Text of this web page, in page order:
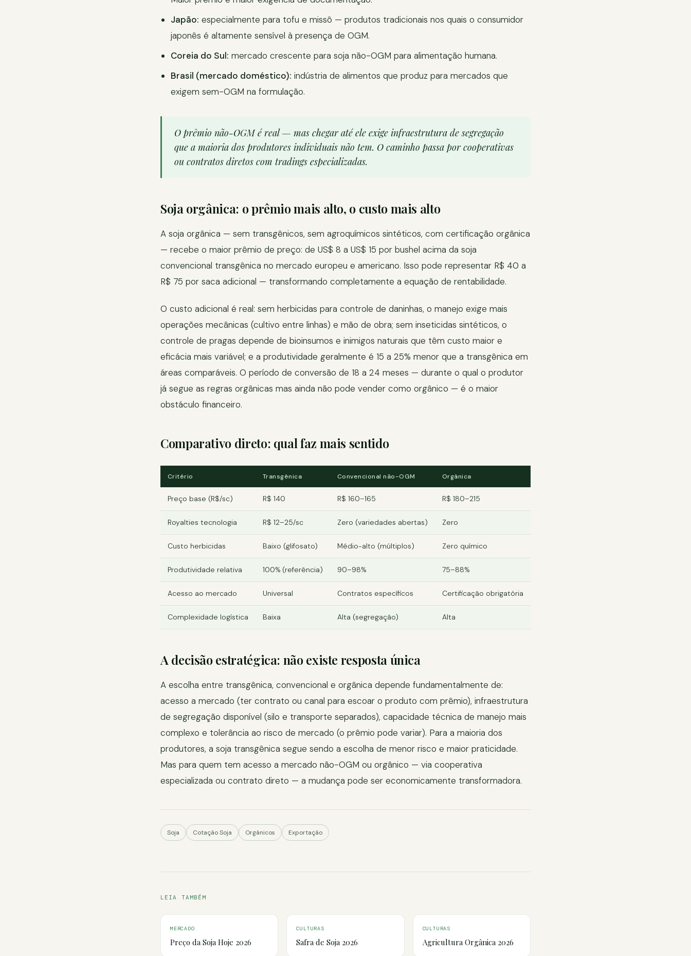
Japão: especialmente para tofu e missô — produtos tradicionais nos quais o consumidor
japonês é altamente sensível à presença de OGM.
Coreia do Sul: mercado crescente para soja não-OGM para alimentação humana.
Brasil (mercado doméstico): indústria de alimentos que produz para mercados que
exigem sem-OGM na formulação.
O prêmio não-OGM é real — mas chegar até ele exige infraestrutura de segregação
que a maioria dos produtores individuais não tem. O caminho passa por cooperativas
ou contratos diretos com tradings especializadas.
Soja orgânica: o prêmio mais alto, o custo mais alto
A soja orgânica — sem transgênicos, sem agroquímicos sintéticos, com certificação orgânica
— recebe o maior prêmio de preço: de US$ 8 a US$ 15 por bushel acima da soja
convencional transgênica no mercado europeu e americano. Isso pode representar R$ 40 a
R$ 75 por saca adicional — transformando completamente a equação de rentabilidade.
O custo adicional é real: sem herbicidas para controle de daninhas, o manejo exige mais
operações mecânicas (cultivo entre linhas) e mão de obra; sem inseticidas sintéticos, o
controle de pragas depende de bioinsumos e inimigos naturais que têm custo maior e
eficácia mais variável; e a produtividade geralmente é 15 a 25% menor que a transgênica em
áreas comparáveis. O período de conversão de 18 a 24 meses — durante o qual o produtor
já segue as regras orgânicas mas ainda não pode vender como orgânico — é o maior
obstáculo financeiro.
Comparativo direto: qual faz mais sentido
Critério Transgênica Convencional não-OGM Orgânica
Preço base (R$/sc) R$ 140 R$ 160–165 R$ 180–215
Royalties tecnologia R$ 12–25/sc Zero (variedades abertas) Zero
Custo herbicidas Baixo (glifosato) Médio-alto (múltiplos) Zero químico
Produtividade relativa 100% (referência) 90–98% 75–88%
Acesso ao mercado Universal Contratos específicos Certificação obrigatória
Complexidade logística Baixa Alta (segregação) Alta
A decisão estratégica: não existe resposta única
A escolha entre transgênica, convencional e orgânica depende fundamentalmente de:
acesso a mercado (ter contrato ou canal para escoar o produto com prêmio), infraestrutura
de segregação disponível (silo e transporte separados), capacidade técnica de manejo mais
complexo e tolerância ao risco de mercado (o prêmio pode variar). Para a maioria dos
produtores, a soja transgênica segue sendo a escolha de menor risco e maior praticidade.
Mas para quem tem acesso a mercado não-OGM ou orgânico — via cooperativa
especializada ou contrato direto — a mudança pode ser economicamente transformadora.
Soja Cotação Soja Orgânicos Exportação
LEIA TAMBÉM
MERCADO
Preço da Soja Hoje 2026
CULTURAS
Safra de Soja 2026
CULTURAS
Agricultura Orgânica 2026